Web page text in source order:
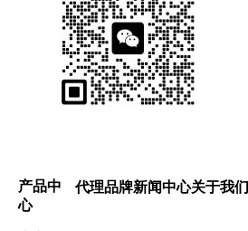
产品中
心
代理品牌新闻中心关于我们